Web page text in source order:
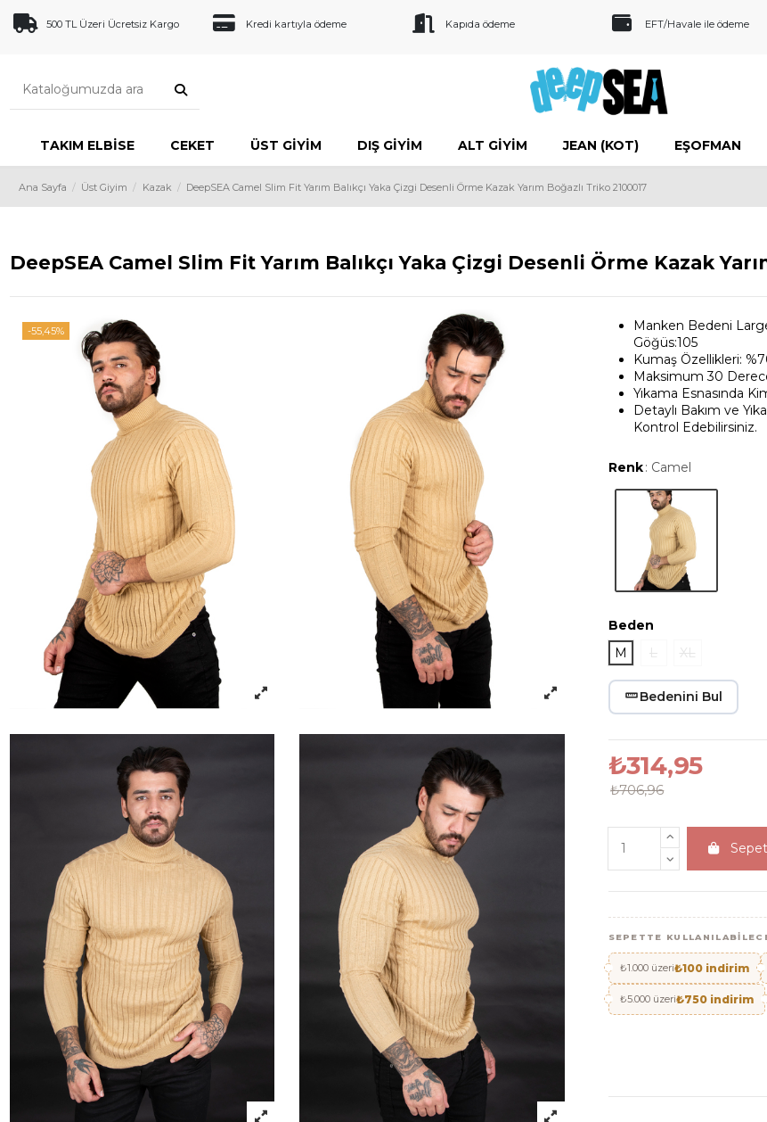
500 TL Üzeri Ücretsiz Kargo Kredi kartıyla ödeme Kapıda ödeme EFT/Havale ile ödeme
TAKIM ELBISE CEKET ÜST GIYIM DIŞ GIYIM ALT GIYIM JEAN (KOT) EŞOFMAN
Ana Sayfa Üst Giyim Kazak DeepSEA Camel Slim Fit Yarım Balıkçı Yaka Çizgi Desenli Örme Kazak Yarım Boğazlı Triko 2100017
DeepSEA Camel Slim Fit Yarım Balıkçı Yaka Çizgi Desenli Örme Kazak
-55,45%
Manken Bedeni
Göğüs:105
Kumaş Özellikleri:
Maksimum 30
Yıkama Esnasında
Detaylı Bakım ve
Kontrol Edebilirsiniz.
Renk: Camel
Camel
Beden
M
L XL
Bedenini Bul
₺314,95
₺706,96
SEPETTE
₺1.000 üzeri₺100 indirim
₺5.000 üzeri₺750 indirim